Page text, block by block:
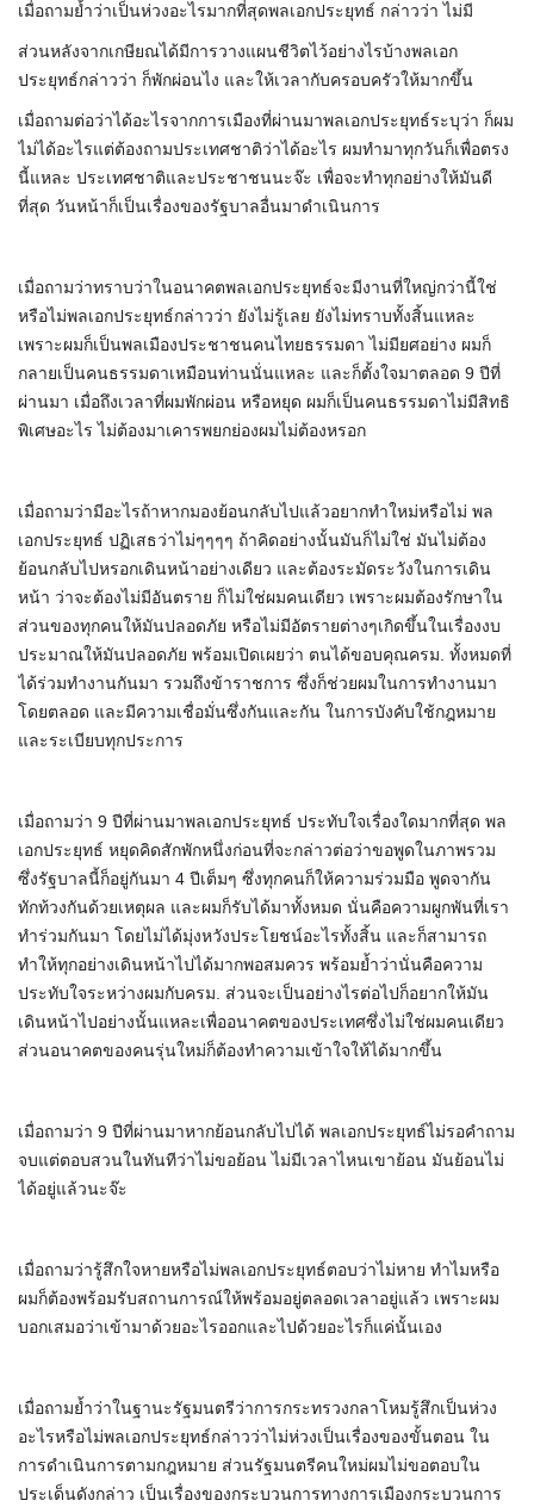
เมื่อถามย้ำว่าเป็นห่วงอะไรมากที่สุดพลเอกประยุทธ์​ กล่าวว่า​ ไม่มี
ส่วนหลังจากเกษียณได้มีการวางแผนชีวิตไว้อย่างไรบ้างพลเอก
ประยุทธ์กล่าวว่า ก็พักผ่อนไง และให้เวลากับครอบครัวให้มากขึ้น
เมื่อถามต่อว่าได้อะไรจากการเมืองที่ผ่านมาพลเอกประยุทธ์ระบุว่า ก็ผม
ไม่ได้อะไรแต่ต้องถามประเทศชาติว่าได้อะไร ผมทำมาทุกวันก็เพื่อตรง
นี้แหละ ประเทศชาติและประชาชนนะจ๊ะ เพื่อจะทำทุกอย่างให้มันดี
ที่สุด วันหน้าก็เป็นเรื่องของรัฐบาลอื่นมาดำเนินการ
เมื่อถามว่าทราบว่าในอนาคตพลเอกประยุทธ์จะมีงานที่ใหญ่กว่านี้ใช่
หรือไม่พลเอกประยุทธ์กล่าวว่า ยังไม่รู้เลย ยังไม่ทราบทั้งสิ้นแหละ
เพราะผมก็เป็นพลเมืองประชาชนคนไทยธรรมดา ไม่มียศอย่าง ผมก็
กลายเป็นคนธรรมดาเหมือนท่านนั่นแหละ และก็ตั้งใจมาตลอด 9 ปีที่
ผ่านมา เมื่อถึงเวลาที่ผมพักผ่อน หรือหยุด ผมก็เป็นคนธรรมดาไม่มีสิทธิ
พิเศษอะไร ไม่ต้องมาเคารพยกย่องผมไม่ต้องหรอก
เมื่อถามว่ามีอะไรถ้าหากมองย้อนกลับไปแล้วอยากทำใหม่หรือไม่​ พล
เอกประยุทธ์​ ปฏิเสธว่าไม่ๆๆๆๆ ถ้าคิดอย่างนั้นมันก็ไม่ใช่ มันไม่ต้อง
ย้อนกลับไปหรอกเดินหน้าอย่างเดียว และต้องระมัดระวังในการเดิน
หน้า ว่าจะต้องไม่มีอันตราย ก็ไม่ใช่ผมคนเดียว เพราะผมต้องรักษาใน
ส่วนของทุกคนให้มันปลอดภัย หรือไม่มีอัตรายต่างๆเกิดขึ้นในเรื่องงบ
ประมาณให้มันปลอดภัย​ พร้อมเปิดเผยว่า ตนได้ขอบคุณครม. ทั้งหมดที่
ได้ร่วมทำงานกันมา รวมถึงข้าราชการ ซึ่งก็ช่วยผมในการทำงานมา
โดยตลอด และมีความเชื่อมั่นซึ่งกันและกัน ในการบังคับใช้กฎหมาย
และระเบียบทุกประการ
เมื่อถามว่า 9 ปีที่ผ่านมาพลเอกประยุทธ์ ประทับใจเรื่องใดมากที่สุด พล
เอกประยุทธ์ หยุดคิดสักพักหนึ่งก่อนที่จะกล่าวต่อว่าขอพูดในภาพรวม
ซึ่งรัฐบาลนี้ก็อยู่กันมา 4 ปีเต็มๆ ซึ่งทุกคนก็ให้ความร่วมมือ พูดจากัน
ทักท้วงกันด้วยเหตุผล และผมก็รับได้มาทั้งหมด นั่นคือความผูกพันที่เรา
ทำร่วมกันมา โดยไม่ได้มุ่งหวังประโยชน์อะไรทั้งสิ้น และก็สามารถ
ทำให้ทุกอย่างเดินหน้าไปได้มากพอสมควร พร้อมย้ำว่านั่นคือความ
ประทับใจระหว่างผมกับครม.​ ส่วนจะเป็นอย่างไรต่อไปก็อยากให้มัน
เดินหน้าไปอย่างนั้นแหละเพื่ออนาคตของประเทศซึ่งไม่ใช่ผมคนเดียว
ส่วนอนาคตของคนรุ่นใหม่ก็ต้องทำความเข้าใจให้ได้มากขึ้น
เมื่อถามว่า 9 ปีที่ผ่านมาหากย้อนกลับไปได้ พลเอกประยุทธ์ไม่รอคำถาม
จบแต่ตอบสวนในทันทีว่าไม่ขอย้อน ไม่มีเวลาไหนเขาย้อน มันย้อนไม่
ได้อยู่แล้วนะจ๊ะ
เมื่อถามว่ารู้สึกใจหายหรือไม่พลเอกประยุทธ์ตอบว่าไม่หาย ทำไมหรือ​
ผมก็ต้องพร้อมรับสถานการณ์ให้พร้อมอยู่ตลอดเวลาอยู่แล้ว เพราะผม
บอกเสมอว่าเข้ามาด้วยอะไรออกและไปด้วยอะไรก็แค่นั้นเอง
เมื่อถามย้ำว่าในฐานะรัฐมนตรีว่าการกระทรวงกลาโหมรู้สึกเป็นห่วง
อะไรหรือไม่พลเอกประยุทธ์กล่าวว่าไม่ห่วงเป็นเรื่องของขั้นตอน ใน
การดำเนินการตามกฎหมาย ส่วนรัฐมนตรีคนใหม่ผมไม่ขอตอบใน
ประเด็นดังกล่าว เป็นเรื่องของกระบวนการทางการเมืองกระบวนการ